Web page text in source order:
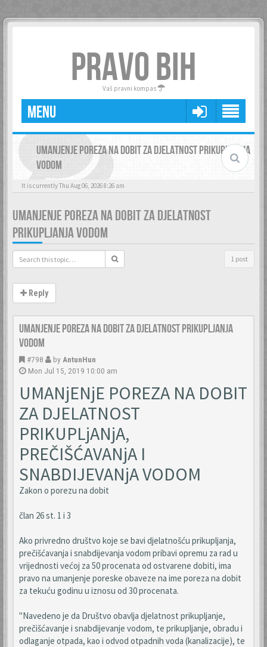
PRAVO BIH
Vaš pravni kompas
MENU
UMANJENJE POREZA NA DOBIT ZA DJELATNOST PRIKUPLJANJA
VODOM
It is currently Thu Aug 06, 2026 8:26 am
UMANJENJE POREZA NA DOBIT ZA DJELATNOST
PRIKUPLJANJA VODOM
1 post
Reply
Umanjenje poreza na dobit za djelatnost prikupljanja
vodom
#798 by AntunHun
Mon Jul 15, 2019 10:00 am
UMANjENjE POREZA NA DOBIT
ZA DJELATNOST
PRIKUPLjANjA,
PREČIŠĆAVANjA I
SNABDIJEVANjA VODOM
Zakon o porezu na dobit
član 26 st. 1 i 3
Ako privredno društvo koje se bavi djelatnošću prikupljanja,
prečišćavanja i snabdijevanja vodom pribavi opremu za rad u
vrijednosti većoj za 50 procenata od ostvarene dobiti, ima
pravo na umanjenje poreske obaveze na ime poreza na dobit
za tekuću godinu u iznosu od 30 procenata.
"Navedeno je da Društvo obavlja djelatnost prikupljanje,
prečišćavanje i snabdijevanje vodom, te prikupljanje, obradu i
odlaganje otpada, kao i odvod otpadnih voda (kanalizacije), te